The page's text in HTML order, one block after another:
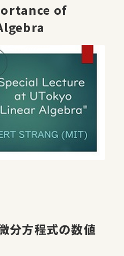
of
方程式の数値